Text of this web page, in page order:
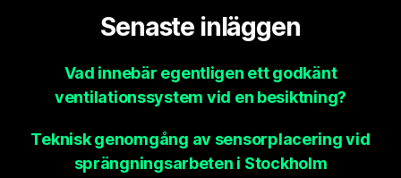
Senaste inläggen
Vad innebär egentligen ett godkänt
ventilationssystem vid en besiktning?
Teknisk genomgång av sensorplacering vid
sprängningsarbeten i Stockholm